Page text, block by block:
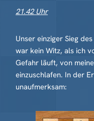
21.42 Uhr
Unser einziger Sieg
war kein Witz, als ich
Gefahr läuft, von
einzuschlafen. In der
unaufmerksam: